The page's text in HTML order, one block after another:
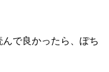
で良かったら、ぽち